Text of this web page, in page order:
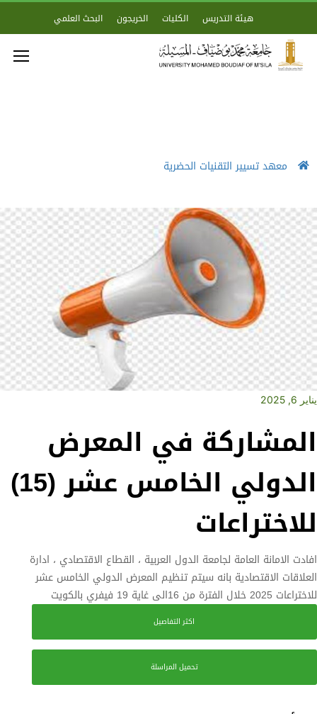
هيئة التدريس الكليات الخريجون البحث العلمي
معهد تسيير التقنيات الحضرية
يناير 6, 2025
المشاركة في المعرض
الدولي الخامس عشر (15)
للاختراعات
افادت الامانة العامة لجامعة الدول العربية ، القطاع الاقتصادي ، ادارة
العلاقات الاقتصادية بانه سيتم تنظيم المعرض الدولي الخامس عشر
للاختراعات 2025 خلال الفترة من 16الى غاية 19 فيفري بالكويت
اكثر التفاصيل
تحميل المراسلة